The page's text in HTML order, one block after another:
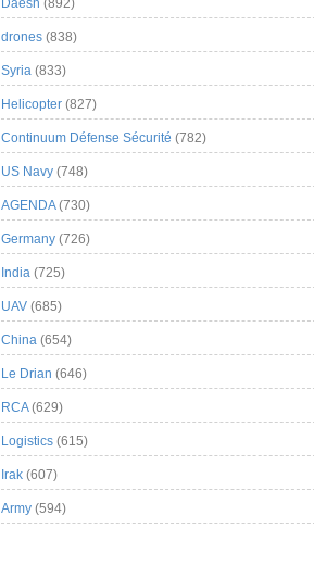
Daesh (892)
drones (838)
Syria (833)
Helicopter (827)
Continuum Défense Sécurité (782)
US Navy (748)
AGENDA(730)
Germany (726)
India (725)
UAV (685)
China (654)
Le Drian (646)
RCA(629)
Logistics (615)
Irak (607)
Army (594)